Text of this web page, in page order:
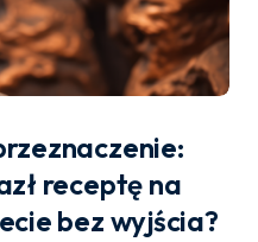
receptę na
bez wyjścia?